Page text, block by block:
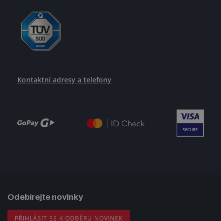
Kontaktní adresy a telefony
Odebírejte novinky
PŘIHLÁSIT SE K ODBĚRU NOVINEK